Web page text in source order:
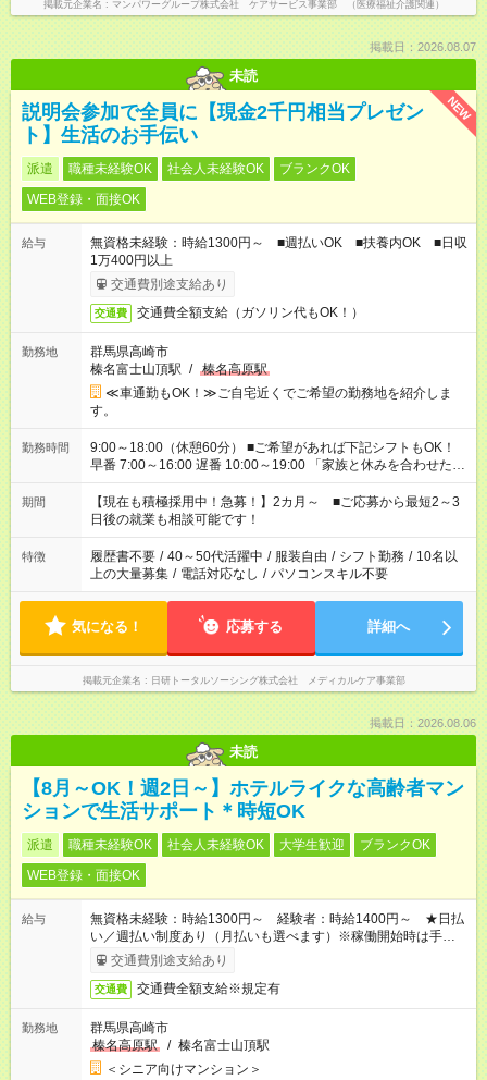
掲載元企業名 マンパワーグループ株式会社 ケアサービス事業部 （医療福祉介護関連）
掲載日：2026.08.07
未読
NEW
説明会参加で全員に【現金2千円相当プレゼン
ト】生活のお手伝い
派遣 職種未経験OK 社会人未経験OK
ブランクOK
WEB登録・面接OK
給与
無資格未経験：時給1300円～ ■週払いOK ■扶養内OK ■日収
1万400円以上
交通費別途支給あり
交通費 交通費全額支給（ガソリン代もOK！）
勤務地
群馬県高崎市
榛名富士山頂駅 / 榛名高原駅
≪車通勤もOK！≫ご自宅近くでご希望の勤務地を紹介しま
す。
勤務時間
9:00～18:00（休憩60分） ■ご希望があれば下記シフトもOK！
早番 7:00～16:00 遅番 10:00～19:00 「家族と休みを合わせた
い」 「余裕を持って夕飯の準備がしたい」 「できれば残業はし
たくない」 など、ご希望を教えてくださいね。 ※Wワーク希望
の方へ 今ご覧のお仕事で希望する勤務時間と、もう1つのお仕事
の勤務時間。 合計で週40時間を超える場合は応募できません。
期間
【現在も積極採用中！急募！】2カ月～ ■ご応募から最短2～3
日後の就業も相談可能です！
特徴 履歴書不要 / 40～50代活躍中 / 服装自由 / シフト勤務 / 10名以
上の大量募集 / 電話対応なし / パソコンスキル不要
気になる！ 応募する 詳細へ
掲載元企業名 日研トータルソーシング株式会社 メディカルケア事業部
掲載日：2026.08.06
未読
【8月～OK！週2日～】ホテルライクな高齢者マン
ションで生活サポート＊時短OK
派遣 職種未経験OK 社会人未経験OK 大学生歓迎
ブランクOK
WEB登録・面接OK
給与
無資格未経験：時給1300円～ 経験者：時給1400円～ ★日払
い／週払い制度あり（月払いも選べます）※稼働開始時は手続き
完了次第のお支払いとなります。
交通費別途支給あり
交通費 交通費全額支給※規定有
勤務地
群馬県高崎市
榛名高原駅
/ 榛名富士山頂駅
＜シニア向けマンション＞